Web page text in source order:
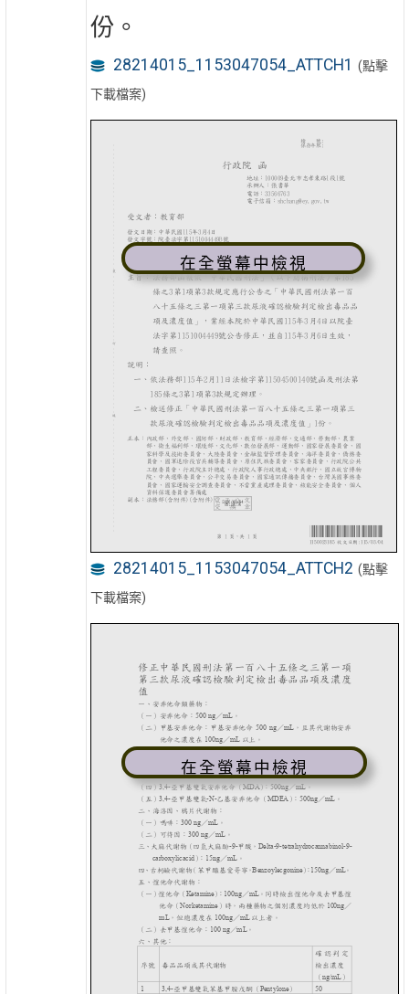
份。
28214015_1153047054_ATTCH1 (點擊
下載檔案)
在全螢幕中檢視
28214015_1153047054_ATTCH2 (點擊
下載檔案)
在全螢幕中檢視